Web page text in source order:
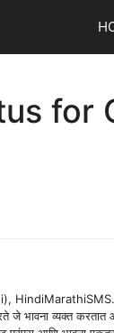
for
जे भावना व्यक्त